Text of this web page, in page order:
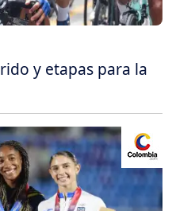
y etapas para la